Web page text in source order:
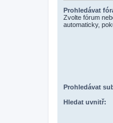
Prohledávat
Zvolte fórum
automaticky,
Prohledávat
Hledat uvnitř: